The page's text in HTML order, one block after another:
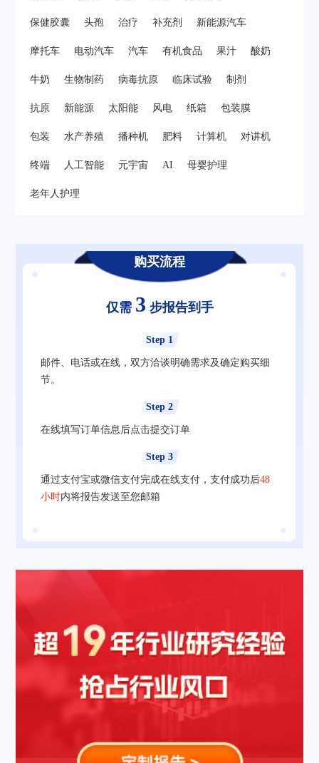
保健胶囊 头孢 治疗 补充剂 新能源汽车
摩托车 电动汽车 汽车 有机食品 果汁 酸奶
牛奶 生物制药 病毒抗原 临床试验 制剂
抗原 新能源 太阳能 风电 纸箱 包装膜
包装 水产养殖 播种机 肥料 计算机 对讲机
终端 人工智能 元宇宙 AI 母婴护理
老年人护理
购买流程
仅需 3 步报告到手
Step 1
邮件、电话或在线，双方洽谈明确需求及确定购买细
节。
Step 2
在线填写订单信息后点击提交订单
Step 3
通过支付宝或微信支付完成在线支付，支付成功后48
小时内将报告发送至您邮箱